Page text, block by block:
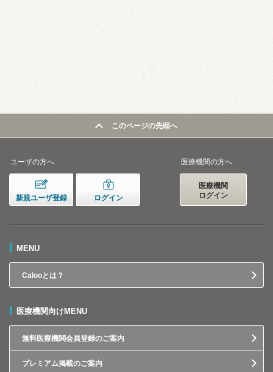
このページの先頭へ
ユーザの方へ
新規ユーザ登録 ログイン
医療機関の方へ
医療機関
ログイン
MENU
Calooとは？
医療機関向けMENU
無料医療機関会員登録のご案内
プレミアム掲載のご案内